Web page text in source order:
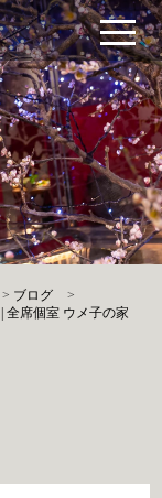
> ブログ
>
全席個室 ウメ子の家